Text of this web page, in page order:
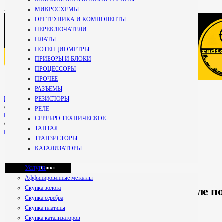
Кириши
Мурманск
Петрозаводск
Псков
Санкт-
Петербург
+7 800 234-99-
МИКРОСХЕМЫ
ОРГТЕХНИКА И КОМПОНЕНТЫ
ПЕРЕКЛЮЧАТЕЛИ
ПЛАТЫ
ПОТЕНЦИОМЕТРЫ
ПРИБОРЫ И БЛОКИ
ПРОЦЕССОРЫ
ПРОЧЕЕ
РАЗЪЕМЫ
РЕЗИСТОРЫ
РЕЛЕ
СЕРЕБРО ТЕХНИЧЕСКОЕ
ТАНТАЛ
ТРАНЗИСТОРЫ
КАТАЛИЗАТОРЫ
Услуги
Аффинированные металлы
Скупка золота
Скупка серебра
Скупка платины
Скупка катализаторов
Главная
/
Блог
/
​​Можно ли сдать радиодетали после пожара или окисления
​​Можно ли сдать радиодетали после
Содержание статьи: